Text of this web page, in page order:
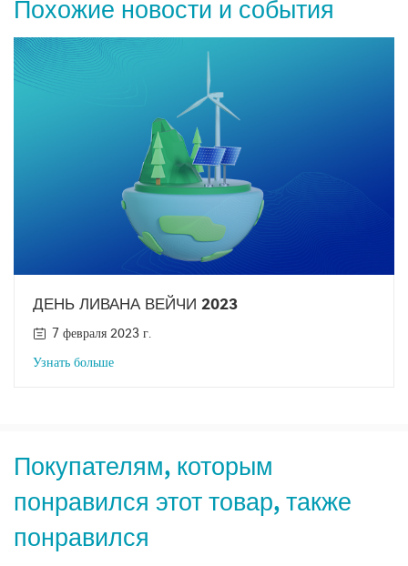
Похожие новости и события
ДЕНЬ ЛИВАНА ВЕЙЧИ 2023
7 февраля 2023 г.
Узнать больше
Покупателям, которым
понравился этот товар, также
понравился